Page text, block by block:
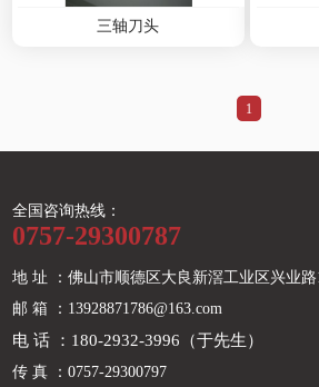
三轴刀头
1
全国咨询热线：
0757-29300787
地 址 ：佛山市顺德区大良新滘工业区兴业路
邮 箱 ：13928871786@163.com
电 话 ：180-2932-3996（于先生）
传 真 ：0757-29300797